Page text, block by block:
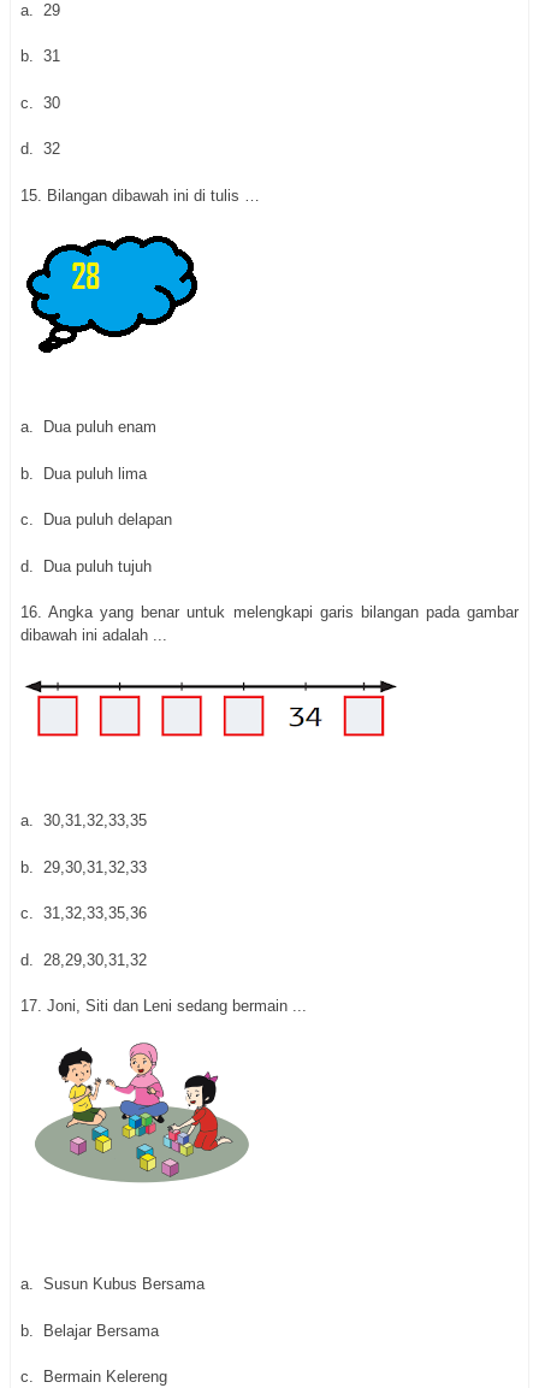
a. 29
b. 31
c. 30
d. 32
15. Bilangan dibawah ini di tulis …
a. Dua puluh enam
b. Dua puluh lima
c. Dua puluh delapan
d. Dua puluh tujuh
16. Angka yang benar untuk melengkapi garis bilangan pada gambar
dibawah ini adalah ...
a. 30,31,32,33,35
b. 29,30,31,32,33
c. 31,32,33,35,36
d. 28,29,30,31,32
17. Joni, Siti dan Leni sedang bermain ...
a. Susun Kubus Bersama
b. Belajar Bersama
c. Bermain Kelereng